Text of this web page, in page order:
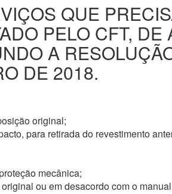
QUE
PELO CFT, DE
A
DE 2018.
original;
para retirada do revestimento
mecânica;
ou em desacordo com o